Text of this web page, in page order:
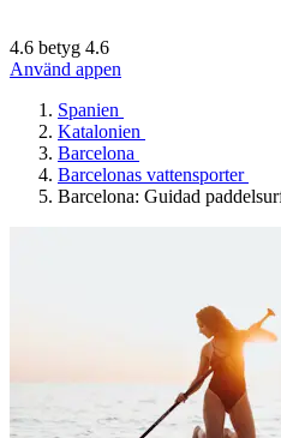
4.6 betyg 4.6
Använd appen
Spanien
Katalonien
Barcelona
Barcelonas vattensporter
Barcelona: Guidad